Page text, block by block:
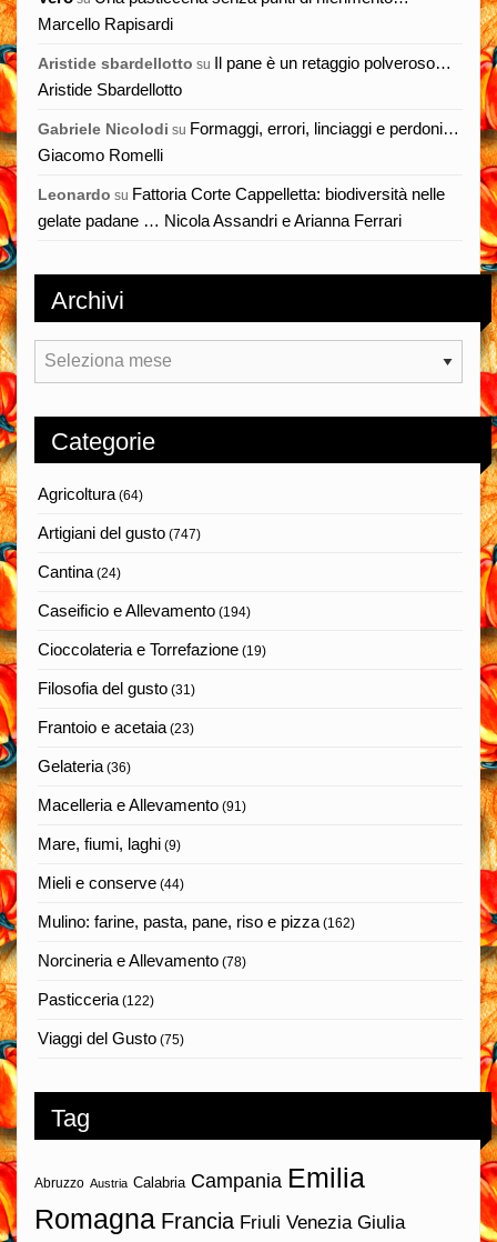
Marcello Rapisardi
Aristide sbardellotto su Il pane è un retaggio polveroso…
Aristide Sbardellotto
Gabriele Nicolodi su Formaggi, errori, linciaggi e perdoni…
Giacomo Romelli
Leonardo su Fattoria Corte Cappelletta: biodiversità nelle
gelate padane … Nicola Assandri e Arianna Ferrari
Archivi
Archivi
Categorie
Agricoltura(64)
Artigiani del gusto (747)
Cantina(24)
Caseificio e Allevamento (194)
Cioccolateria e Torrefazione (19)
Filosofia del gusto (31)
Frantoio e acetaia(23)
Gelateria(36)
Macelleria e Allevamento (91)
Mare, fiumi, laghi (9)
Mieli e conserve (44)
Mulino: farine, pasta, pane, riso e pizza(162)
Norcineria e Allevamento (78)
Pasticceria(122)
Viaggi del Gusto (75)
Tag
Abruzzo Austria Calabria Campania Emilia
Romagna Francia Friuli Venezia Giulia